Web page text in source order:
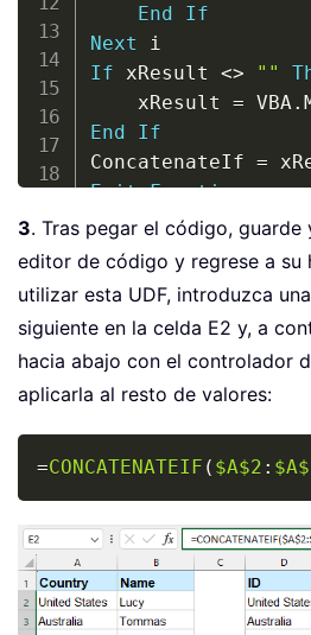
End
If
Next
If xResult <> ""
    xResult
= VBA .
End
If
ConcatenateIf =
Exit Function
End Function
3. Tras pegar el código, guarde
editor de código y regrese a su
utilizar esta UDF, introduzca
siguiente en la celda E2 y, a
hacia abajo con el controlador
aplicarla al resto de valores:
=CONCATENATEIF ( $A$2 :